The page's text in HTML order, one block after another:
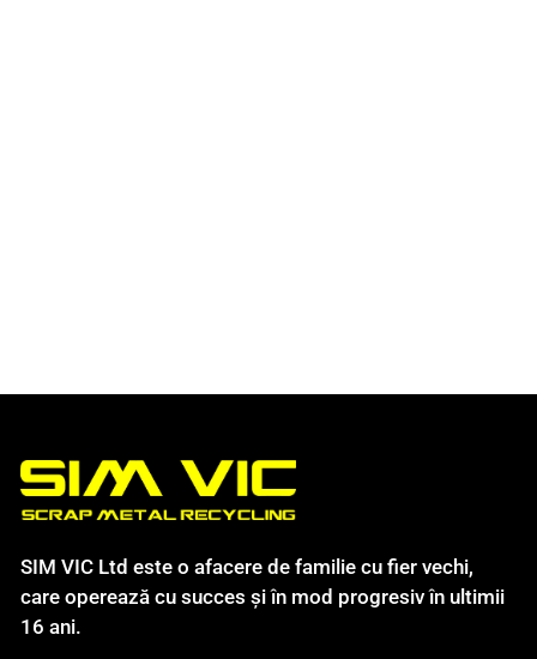
SIM VIC Ltd este o afacere de familie cu fier vechi,
care operează cu succes și în mod progresiv în ultimii
16 ani.